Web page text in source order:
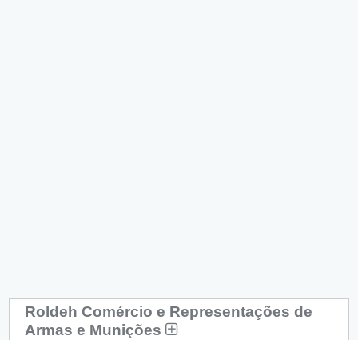
Roldeh Comércio e Representações de
Armas e Munições